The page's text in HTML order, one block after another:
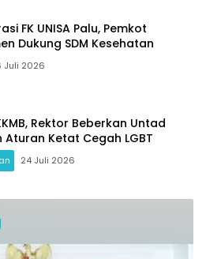
FK UNISA Palu, Pemkot
Dukung SDM Kesehatan
Juli 2026
Rektor Beberkan Untad
Aturan Ketat Cegah LGBT
24 Juli 2026